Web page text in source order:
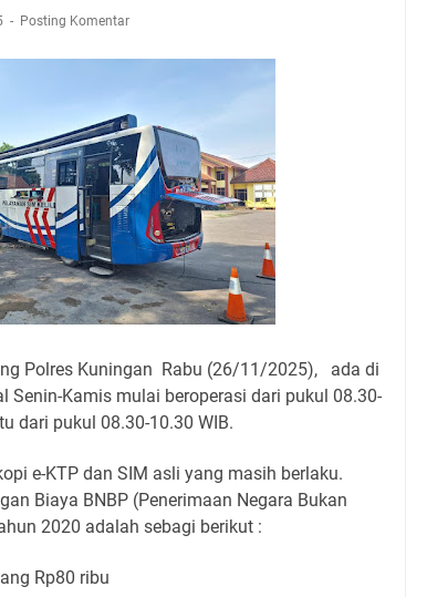
Salat Bisa Menjadi Pembersih Dosa Kita, Ini Jadwal Salat
6 Agustus 2026
Wabup dan Sekda Kuningan Rabu 5 Agustus 2026 Masing-masing
Rabu 5 Agustus 2026
Pendampingan Penyusunan Dokumen SPMI
Posting Komentar
Polres Kuningan Rabu (26/11/2025), ada di
Senin-Kamis mulai beroperasi dari pukul 08.30-
dari pukul 08.30-10.30 WIB.
e-KTP dan SIM asli yang masih berlaku.
Biaya BNBP (Penerimaan Negara Bukan
2020 adalah sebagi berikut :
Rp80 ribu